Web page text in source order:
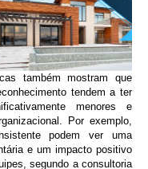
também mostram que
tendem a ter
menores e
Por exemplo,
podem ver uma
e um impacto positivo
segundo a consultoria